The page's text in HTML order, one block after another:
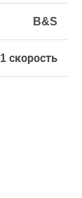
B&S
1 скорость